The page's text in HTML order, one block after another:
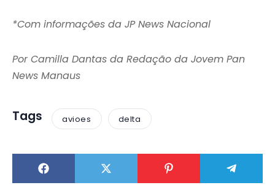
*Com informações da JP News Nacional
Por Camilla Dantas da Redação da Jovem Pan
News Manaus
Tags avioes delta